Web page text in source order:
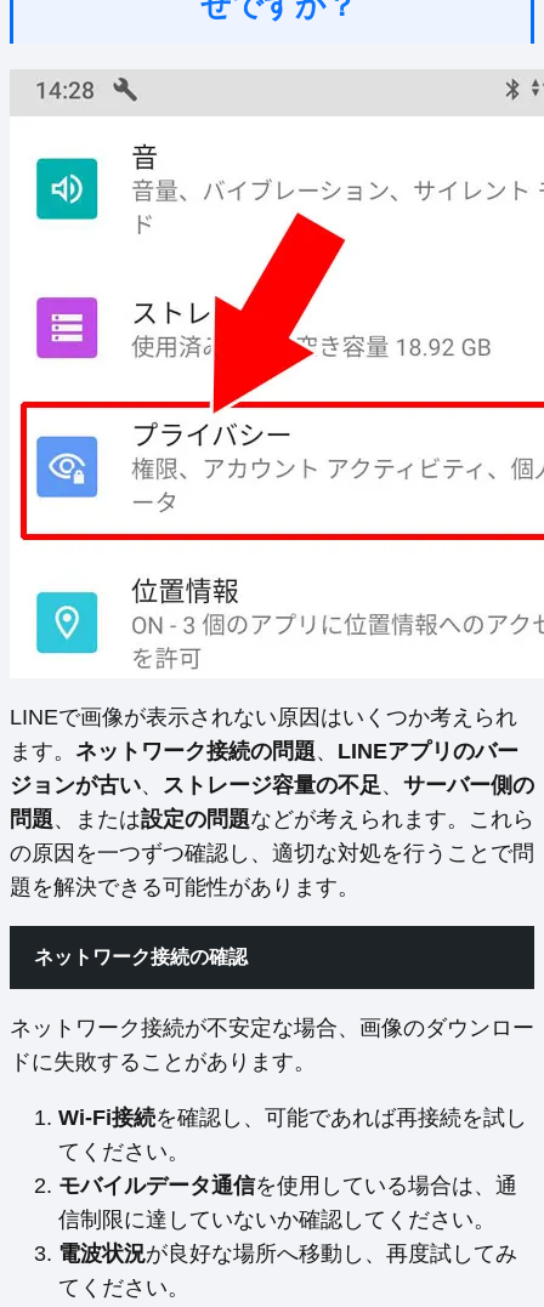
LINEで画像が表示されない原因はいくつか考えられ
ます。 ネットワーク接続の問題、 LINEアプリのバー
ジョンが古い、 ストレージ容量の不足 、 サーバー側の
問題、または設定の問題などが考えられます。これら
の原因を一つずつ確認し、適切な対処を行うことで問
題を解決できる可能性があります。
ネットワーク接続の確認
ネットワーク接続が不安定な場合、画像のダウンロー
ドに失敗することがあります。
Wi-Fi接続を確認し、可能であれば再接続を試し
てください。
モバイルデータ通信を使用している場合は、通
信制限に達していないか確認してください。
電波状況が良好な場所へ移動し、再度試してみ
てください。